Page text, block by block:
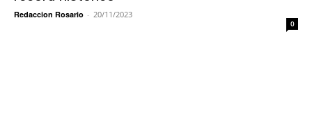
Redaccion Rosario - 20/11/2023
0